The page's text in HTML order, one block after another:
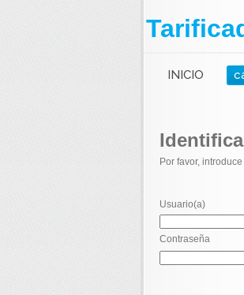
INICIO
Por favor,
Usuario(a)
Contraseña